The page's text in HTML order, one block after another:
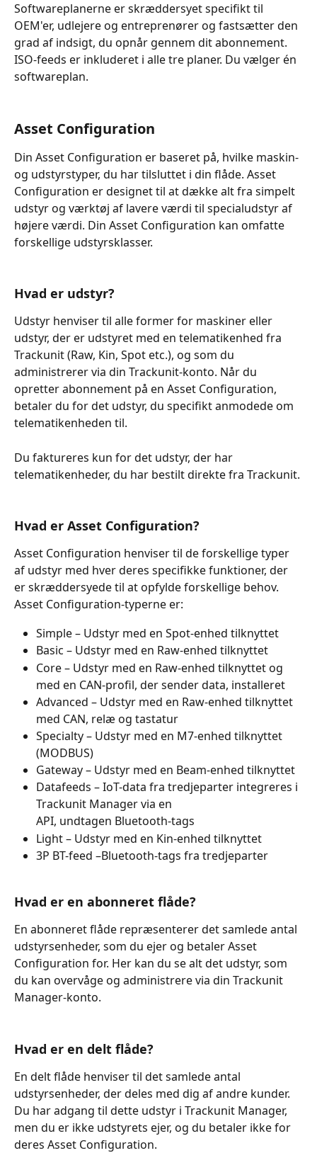
Softwareplanerne er skræddersyet specifikt til
OEM'er, udlejere og entreprenører og fastsætter den
grad af indsigt, du opnår gennem dit abonnement.
ISO-feeds er inkluderet i alle tre planer. Du vælger én
softwareplan.
Asset Configuration
Din Asset Configuration er baseret på, hvilke maskin-
og udstyrstyper, du har tilsluttet i din flåde. Asset
Configuration er designet til at dække alt fra simpelt
udstyr og værktøj af lavere værdi til specialudstyr af
højere værdi. Din Asset Configuration kan omfatte
forskellige udstyrsklasser.
Hvad er udstyr?
Udstyr henviser til alle former for maskiner eller
udstyr, der er udstyret med en telematikenhed fra
Trackunit (Raw, Kin, Spot etc.), og som du
administrerer via din Trackunit-konto. Når du
opretter abonnement på en Asset Configuration,
betaler du for det udstyr, du specifikt anmodede om
telematikenheden til.
Du faktureres kun for det udstyr, der har
telematikenheder, du har bestilt direkte fra Trackunit.
Hvad er Asset Configuration?
Asset Configuration henviser til de forskellige typer
af udstyr med hver deres specifikke funktioner, der
er skræddersyede til at opfylde forskellige behov.
Asset Configuration-typerne er:
Simple – Udstyr med en Spot-enhed tilknyttet
Basic – Udstyr med en Raw-enhed tilknyttet
Core – Udstyr med en Raw-enhed tilknyttet og
med en CAN-profil, der sender data, installeret
Advanced – Udstyr med en Raw-enhed tilknyttet
med CAN, relæ og tastatur
Specialty – Udstyr med en M7-enhed tilknyttet
(MODBUS)
Gateway – Udstyr med en Beam-enhed tilknyttet
Datafeeds – IoT-data fra tredjeparter integreres i
Trackunit Manager via en
API, undtagen Bluetooth-tags
Light – Udstyr med en Kin-enhed tilknyttet
3P BT-feed –Bluetooth-tags fra tredjeparter
Hvad er en abonneret flåde?
En abonneret flåde repræsenterer det samlede antal
udstyrsenheder, som du ejer og betaler Asset
Configuration for. Her kan du se alt det udstyr, som
du kan overvåge og administrere via din Trackunit
Manager-konto.
Hvad er en delt flåde?
En delt flåde henviser til det samlede antal
udstyrsenheder, der deles med dig af andre kunder.
Du har adgang til dette udstyr i Trackunit Manager,
men du er ikke udstyrets ejer, og du betaler ikke for
deres Asset Configuration.